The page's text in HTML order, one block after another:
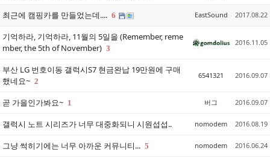
최근에 캠핑카를 만들었는데.... 6 EastSound 2017.08.22
기억하라, 기억하라, 11월의 5일을 (Remember, reme
mber, the 5th of November) 3
2016.11.05
부산 LG 번호이동 갤럭시S7 현금완납 19만원에 구매
했네요~ 2
6541321 2016.09.07
곧 가을인가봐요~ 1 버그 2016.09.07
갤럭시 노트 시리즈가 너무 대중화되니 시원섭섭.. nomodem 2016.08.19
그냥 썩히기에는 너무 아까운 커뮤니티... 5 nomodem 2016.06.24